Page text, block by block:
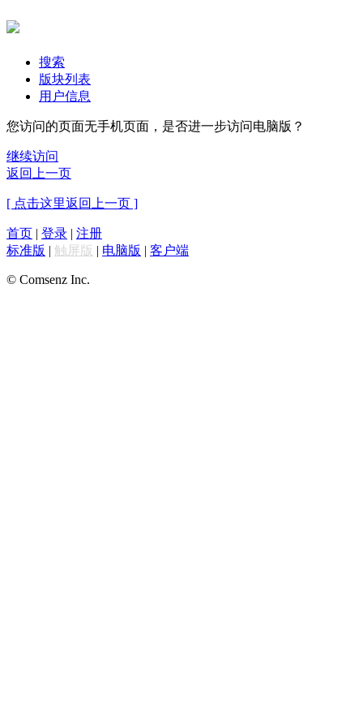
搜索
版块列表
用户信息
您访问的页面无手机页面，是否进一步访问电脑版？
继续访问
返回上一页
[ 点击这里返回上一页 ]
首页 | 登录 | 注册
标准版 | 触屏版 | 电脑版 | 客户端
© Comsenz Inc.